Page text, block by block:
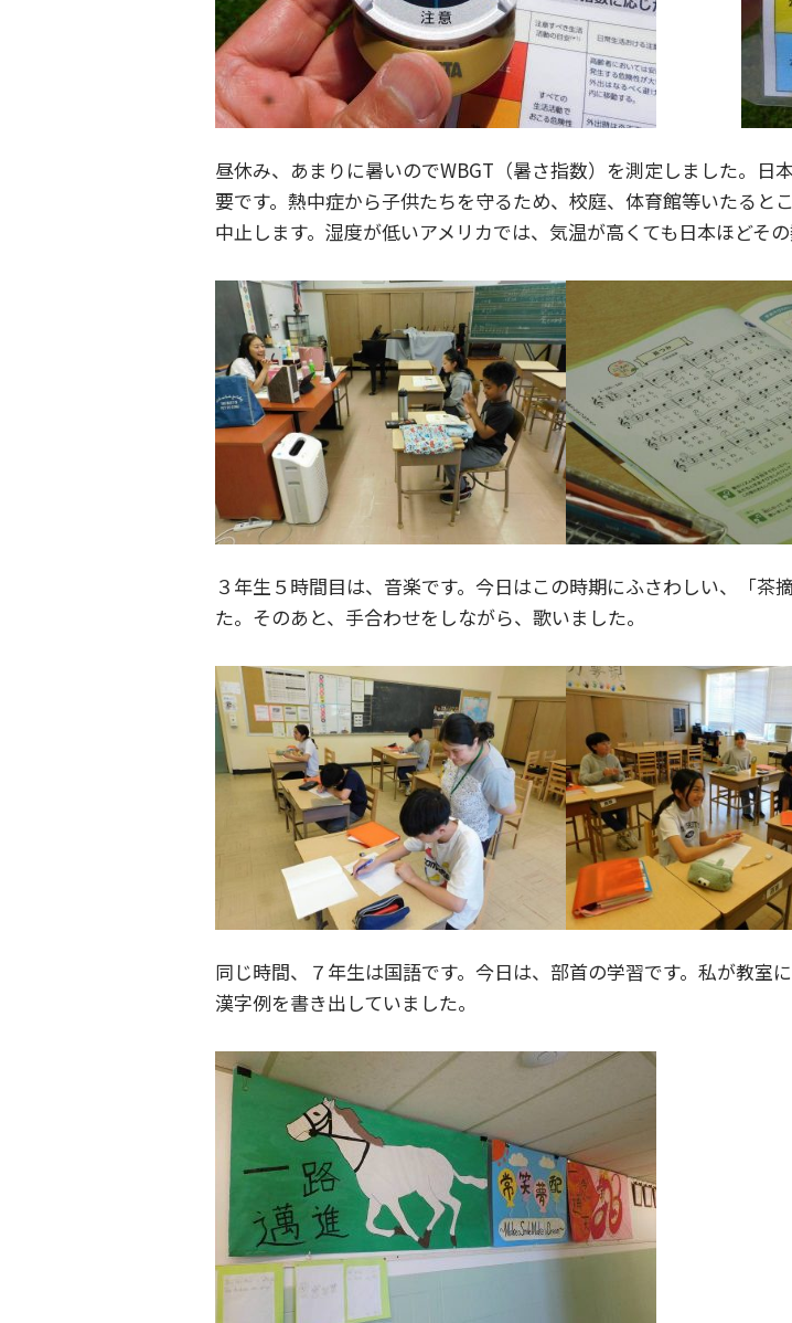
昼休み、あまりに暑いのでWBGT（暑さ指数）を測定しました。
要です。熱中症から子供たちを守るため、校庭、体育館等いたると
中止します。湿度が低いアメリカでは、気温が高くても日本ほどそ
３年生５時間目は、音楽です。今日はこの時期にふさわしい、「茶
た。そのあと、手合わせをしながら、歌いました。
同じ時間、７年生は国語です。今日は、部首の学習です。私が教室
漢字例を書き出していました。